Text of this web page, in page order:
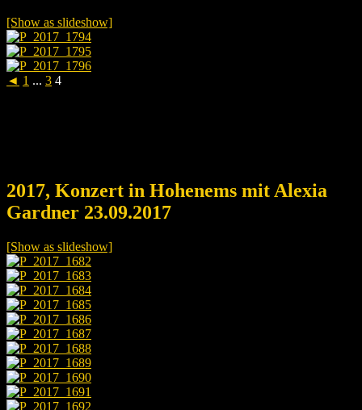
[Show as slideshow]
◄ 1 ... 3 4
2017, Konzert in Hohenems mit Alexia
Gardner 23.09.2017
[Show as slideshow]